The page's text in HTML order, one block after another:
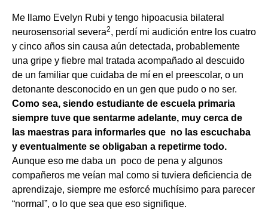
Me llamo Evelyn Rubi y tengo hipoacusia bilateral
neurosensorial severa2, perdí mi audición entre los cuatro
y cinco años sin causa aún detectada, probablemente
una gripe y fiebre mal tratada acompañado al descuido
de un familiar que cuidaba de mí en el preescolar, o un
detonante desconocido en un gen que pudo o no ser.
Como sea, siendo estudiante de escuela primaria
siempre tuve que sentarme adelante, muy cerca de
las maestras para informarles que no las escuchaba
y eventualmente se obligaban a repetirme todo.
Aunque eso me daba un poco de pena y algunos
compañeros me veían mal como si tuviera deficiencia de
aprendizaje, siempre me esforcé muchísimo para parecer
“normal”, o lo que sea que eso signifique.